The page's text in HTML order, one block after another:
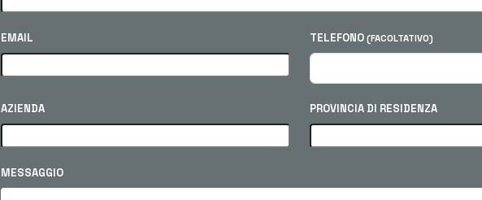
EMAIL TELEFONO (FACOLTATIVO)
AZIENDA PROVINCIA DI RESIDENZA
MESSAGGIO